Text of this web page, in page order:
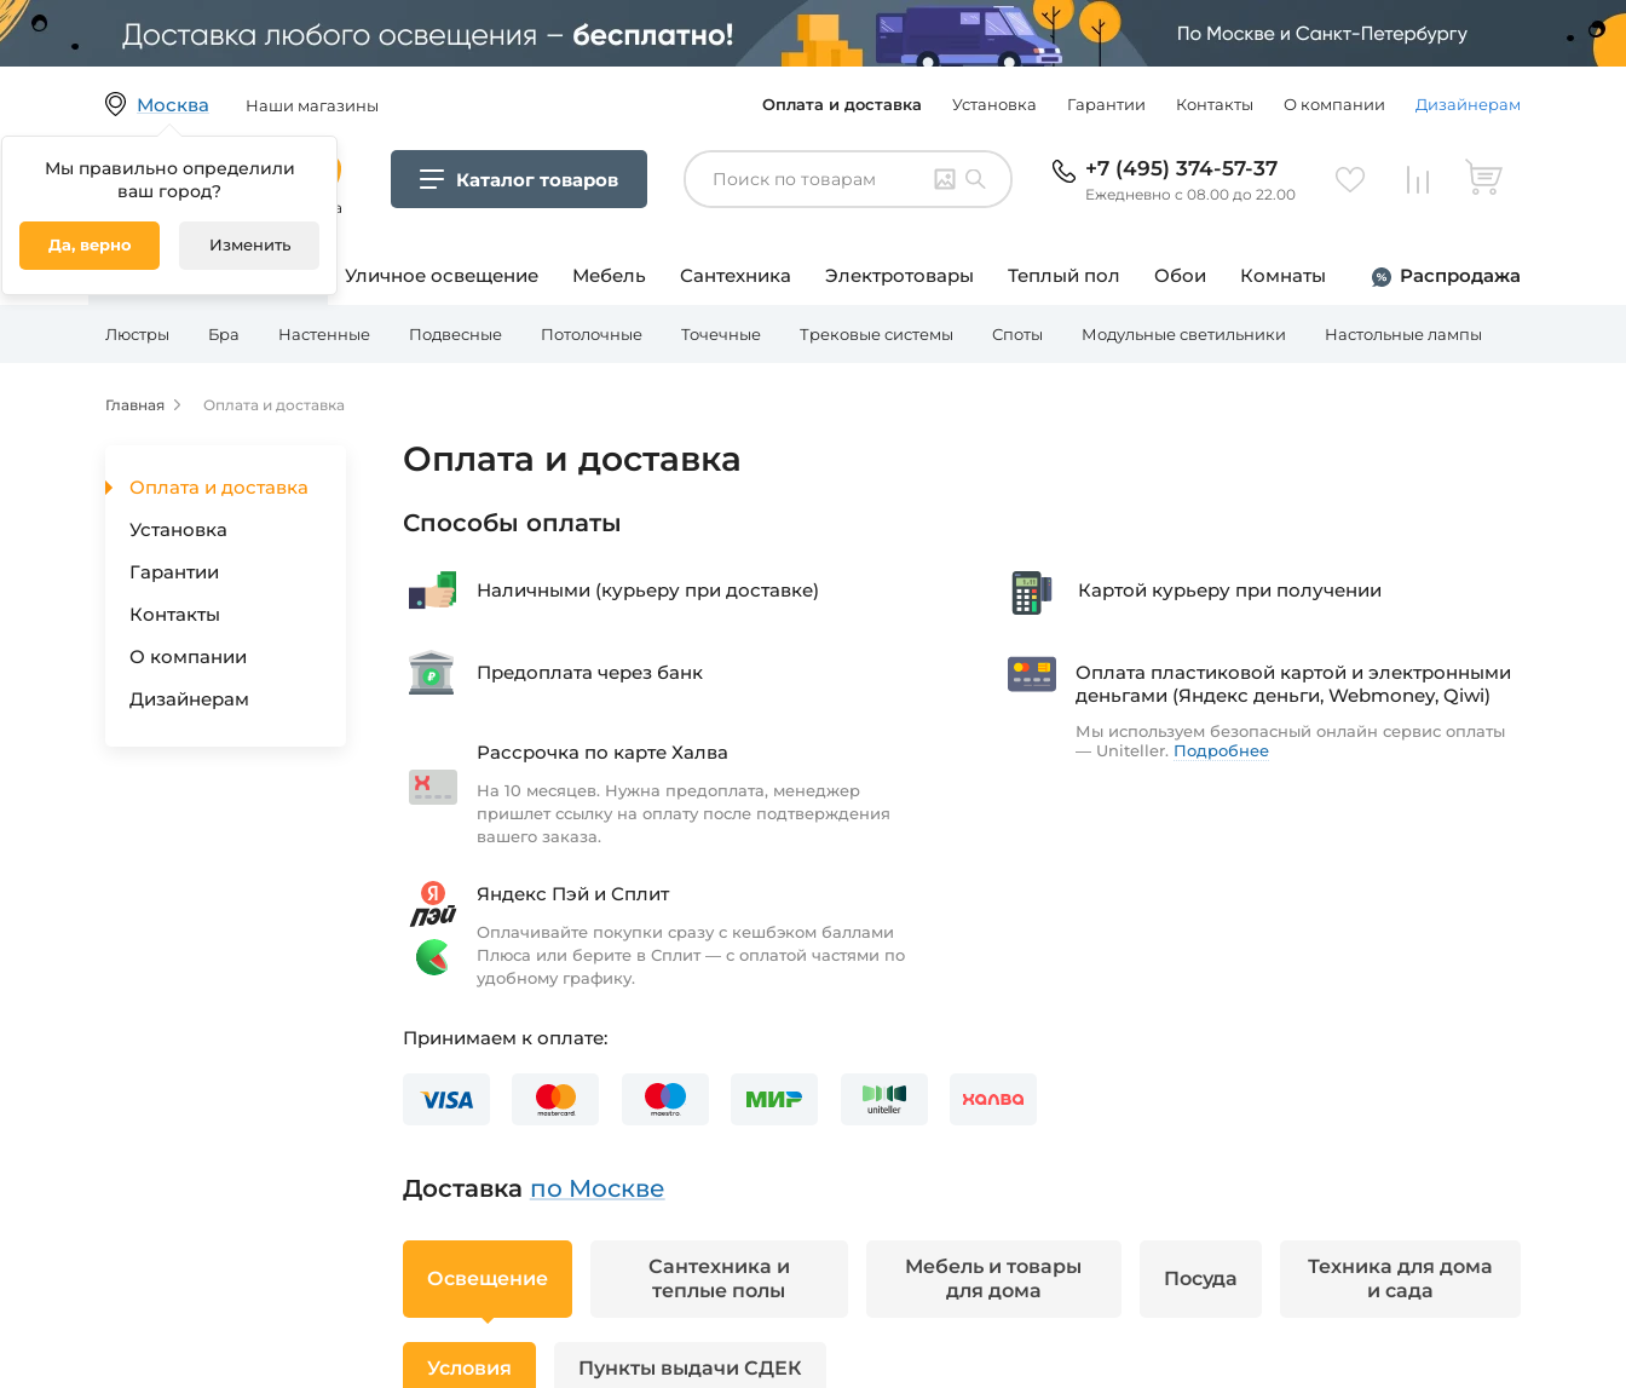
Москва
Мы правильно определили
ваш город?
Да, верно Изменить
Наши магазины Оплата и доставка Установка Гарантии Контакты О компании Дизайнерам
Гипермаркет товаров для дома
Каталог товаров +7 (495) 374-57-37
Ежедневно с 08.00 до 22.00
Освещение для дома Уличное освещение Мебель Сантехника Электротовары Теплый пол Обои Комнаты Распродажа
Люстры Бра Настенные Подвесные Потолочные Точечные Трековые системы Споты Модульные светильники Настольные лампы
Главная Оплата и доставка
Оплата и доставка
Установка
Гарантии
Контакты
О компании
Дизайнерам
Оплата и доставка
Способы оплаты
Наличными (курьеру при доставке)
Предоплата через банк
Картой курьеру при получении
Оплата пластиковой картой и электронными
деньгами (Яндекс деньги, Webmoney, Qiwi)
Мы используем безопасный онлайн сервис оплаты
— Uniteller. Подробнее
Рассрочка по карте Халва
На 10 месяцев. Нужна предоплата, менеджер
пришлет ссылку на оплату после подтверждения
вашего заказа.
Яндекс Пэй и Сплит
Оплачивайте покупки сразу с кешбэком баллами
Плюса или берите в Сплит — с оплатой частями по
удобному графику.
Принимаем к оплате:
Доставка по Москве
Освещение
Сантехника и
теплые полы
Мебель и товары
для дома
Посуда
Техника для дома
и сада
Условия Пункты выдачи СДЕК